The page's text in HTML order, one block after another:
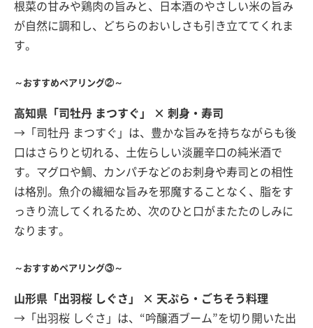
根菜の甘みや鶏肉の旨みと、日本酒のやさしい米の旨み
が自然に調和し、どちらのおいしさも引き立ててくれま
す。
～おすすめペアリング②～
高知県「司牡丹 まつすぐ」 × 刺身・寿司
→「司牡丹 まつすぐ」は、豊かな旨みを持ちながらも後
口はさらりと切れる、土佐らしい淡麗辛口の純米酒で
す。マグロや鯛、カンパチなどのお刺身や寿司との相性
は格別。魚介の繊細な旨みを邪魔することなく、脂をす
っきり流してくれるため、次のひと口がまたたのしみに
なります。
～おすすめペアリング③～
山形県「出羽桜 しぐさ」 × 天ぷら・ごちそう料理
→「出羽桜 しぐさ」は、“吟醸酒ブーム”を切り開いた出